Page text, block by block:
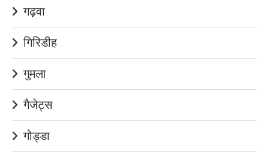
गढ़वा
गिरिडीह
गुमला
गैजेट्स
गोड्डा